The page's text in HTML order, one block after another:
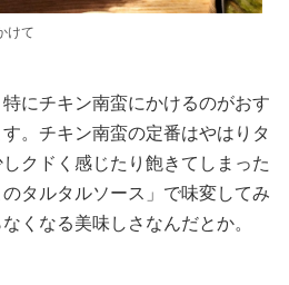
けて
にチキン南蛮にかけるのがおす
。チキン南蛮の定番はやはりタ
クドく感じたり飽きてしまった
タルタルソース」で味変してみ
くなる美味しさなんだとか。